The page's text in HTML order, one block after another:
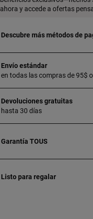
mayor durabilidad de la joya.
elaborada con gemas creadas
ahora y accede a ofertas
Descubre más métodos de
Envío estándar
en todas las compras de 95$
Devoluciones gratuitas
hasta 30 días
Garantía TOUS
Listo para regalar